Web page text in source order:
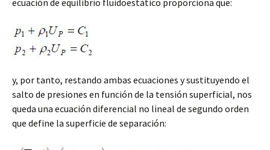
ecuación de equilibrio fluidoestático proporciona que:
y, por tanto, restando ambas ecuaciones y sustituyendo el
salto de presiones en función de la tensión superficial, nos
queda una ecuación diferencial no lineal de segundo orden
que define la superficie de separación: